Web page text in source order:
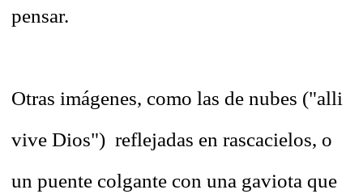
pensar.
Otras imágenes, como las de nubes ("alli
vive Dios") reflejadas en rascacielos, o
un puente colgante con una gaviota que